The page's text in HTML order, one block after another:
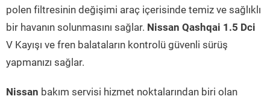
polen filtresinin değişimi araç içerisinde temiz ve sağlıklı
bir havanın solunmasını sağlar. Nissan Qashqai 1.5 Dci
V Kayışı ve fren balataların kontrolü güvenli sürüş
yapmanızı sağlar.
Nissan bakım servisi hizmet noktalarından biri olan